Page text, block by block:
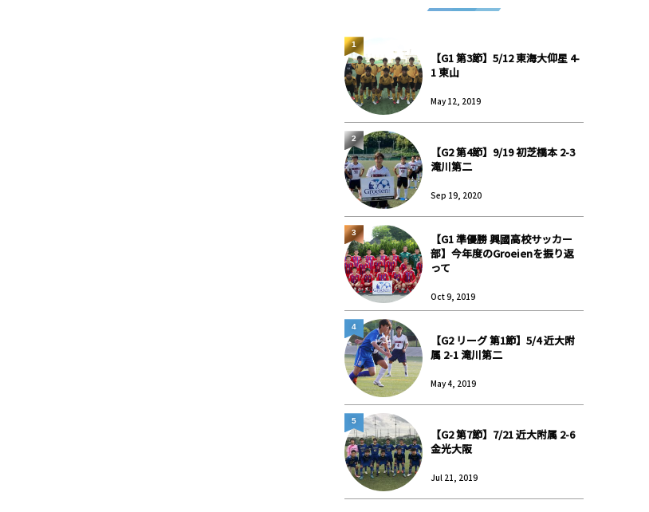
【G1 第3節】5/12 東海大仰星 4-
1 東山
May 12, 2019
1
【G2 第4節】9/19 初芝橋本 2-3
滝川第二
Sep 19, 2020
2
【G1 準優勝 興國高校サッカー
部】今年度のGroeienを振り返
って
Oct 9, 2019
3
【G2 リーグ 第1節】5/4 近大附
属 2-1 滝川第二
May 4, 2019
4
【G2 第7節】7/21 近大附属 2-6
金光大阪
Jul 21, 2019
5